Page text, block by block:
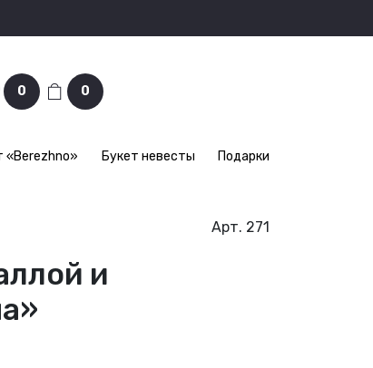
0 0
«Berezhno» Букет невесты Подарки
Арт. 271
и